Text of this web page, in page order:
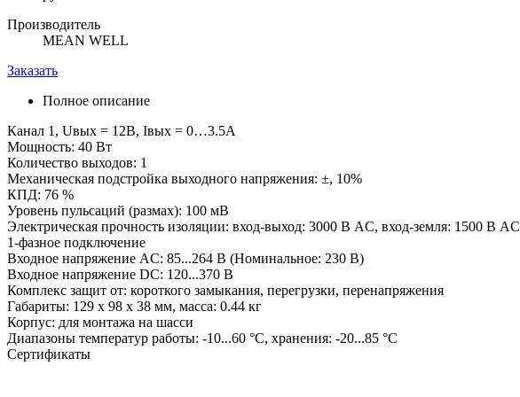
Производитель
MEAN WELL
Заказать
Полное описание
Канал 1, Uвых = 12В, Iвых = 0…3.5А
Мощность: 40 Вт
Количество выходов: 1
Механическая подстройка выходного напряжения: ±, 10%
КПД: 76 %
Уровень пульсаций (размах): 100 мВ
Электрическая прочность изоляции: вход-выход: 3000 В AC, вход-земля: 1500 В AC
1-фазное подключение
Входное напряжение AC: 85...264 В (Номинальное: 230 В)
Входное напряжение DC: 120...370 В
Комплекс защит от: короткого замыкания, перегрузки, перенапряжения
Габариты: 129 x 98 x 38 мм, масса: 0.44 кг
Корпус: для монтажа на шасси
Диапазоны температур работы: -10...60 °C, хранения: -20...85 °C
Сертификаты